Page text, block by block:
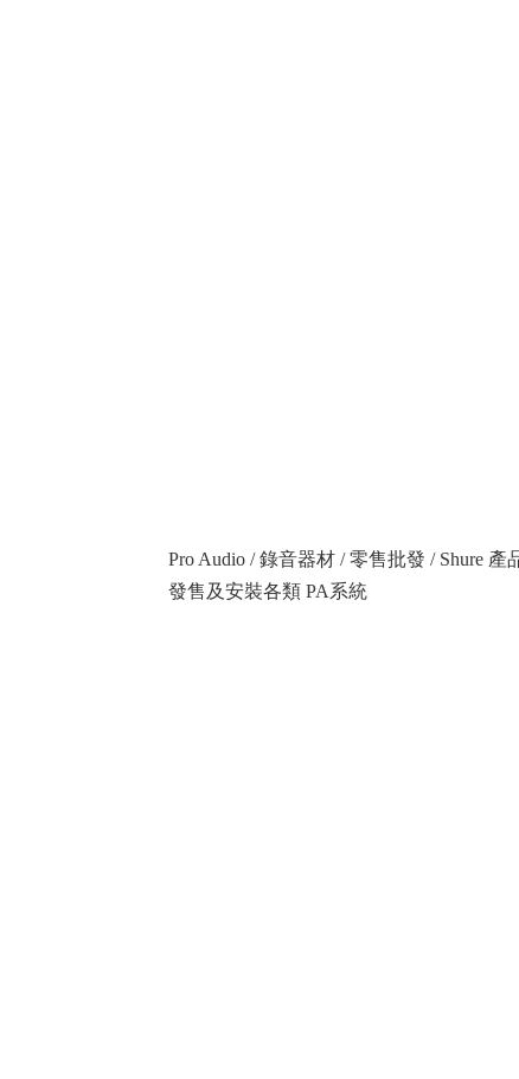
Pro Audio / 錄音器材 / 零售批發 / Shure
發售及安裝各類 PA系統